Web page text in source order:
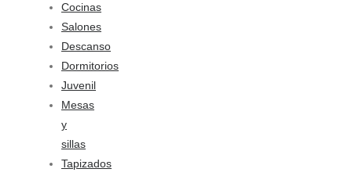
Cocinas
Salones
Descanso
Dormitorios
Juvenil
Mesas
y
sillas
Tapizados